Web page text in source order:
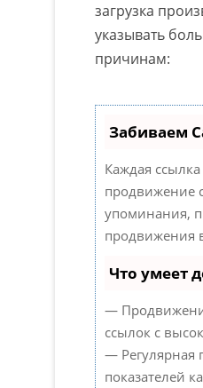
загрузка
указывать
причинам:
Забиваем
Каждая
продвижение
упоминания,
продвижения
Что умеет
—
ссылок с
— Регулярная
показателей